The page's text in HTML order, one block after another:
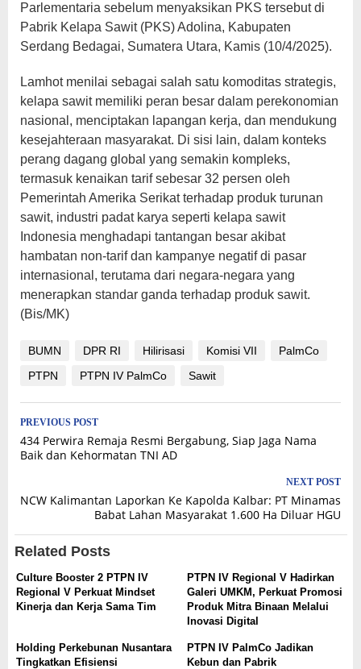
Parlementaria sebelum menyaksikan PKS tersebut di
Pabrik Kelapa Sawit (PKS) Adolina, Kabupaten
Serdang Bedagai, Sumatera Utara, Kamis (10/4/2025).
Lamhot menilai sebagai salah satu komoditas strategis,
kelapa sawit memiliki peran besar dalam perekonomian
nasional, menciptakan lapangan kerja, dan mendukung
kesejahteraan masyarakat. Di sisi lain, dalam konteks
perang dagang global yang semakin kompleks,
termasuk kenaikan tarif sebesar 32 persen oleh
Pemerintah Amerika Serikat terhadap produk turunan
sawit, industri padat karya seperti kelapa sawit
Indonesia menghadapi tantangan besar akibat
hambatan non-tarif dan kampanye negatif di pasar
internasional, terutama dari negara-negara yang
menerapkan standar ganda terhadap produk sawit.
(Bis/MK)
BUMN DPR RI Hilirisasi Komisi VII
PalmCo
PTPN
PTPN IV PalmCo Sawit
Post
navigation
PREVIOUS POST
434 Perwira Remaja Resmi Bergabung, Siap Jaga Nama
Baik dan Kehormatan TNI AD
NEXT POST
NCW Kalimantan Laporkan Ke Kapolda Kalbar: PT Minamas
Babat Lahan Masyarakat 1.600 Ha Diluar HGU
Related Posts
Culture Booster 2 PTPN IV
Regional V Perkuat Mindset
Kinerja dan Kerja Sama Tim
PTPN IV Regional V Hadirkan
Galeri UMKM, Perkuat Promosi
Produk Mitra Binaan Melalui
Inovasi Digital
Holding Perkebunan Nusantara
Tingkatkan Efisiensi
PTPN IV PalmCo Jadikan
Kebun dan Pabrik